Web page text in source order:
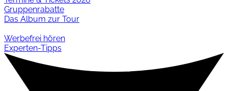
Gruppenrabatte
Das Album zur Tour
Werbefrei hören
Experten-Tipps